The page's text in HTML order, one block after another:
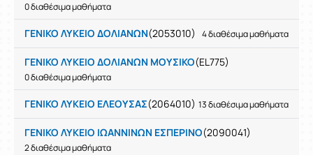
0 διαθέσιμα μαθήματα
ΓΕΝΙΚΟ ΛΥΚΕΙΟ ΔΟΛΙΑΝΩΝ(2053010) 4 διαθέσιμα μαθήματα
ΓΕΝΙΚΟ ΛΥΚΕΙΟ ΔΟΛΙΑΝΩΝ ΜΟΥΣΙΚΟ(EL775)
0 διαθέσιμα μαθήματα
ΓΕΝΙΚΟ ΛΥΚΕΙΟ ΕΛΕΟΥΣΑΣ(2064010) 13 διαθέσιμα μαθήματα
ΓΕΝΙΚΟ ΛΥΚΕΙΟ ΙΩΑΝΝΙΝΩΝ ΕΣΠΕΡΙΝΟ(2090041)
2 διαθέσιμα μαθήματα